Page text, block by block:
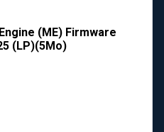
(ME) Firmware
(LP)(5Mo)